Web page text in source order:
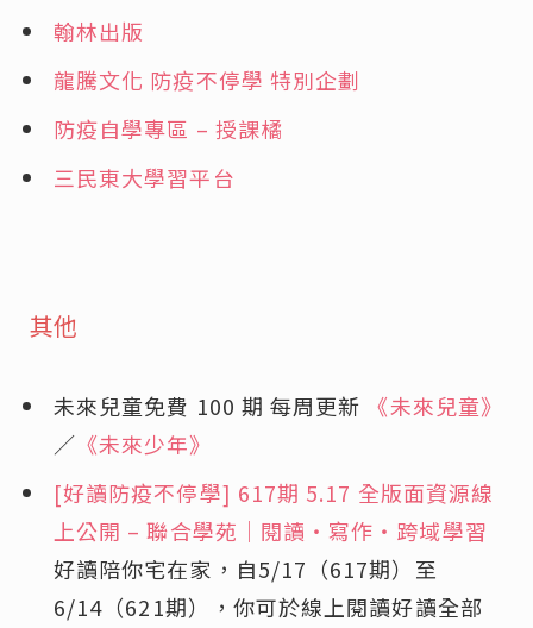
翰林出版
龍騰文化 防疫不停學 特別企劃
防疫自學專區 – 授課橘
三民東大學習平台
其他
未來兒童免費 100 期 每周更新 《未來兒童》
／ 《未來少年》
[好讀防疫不停學] 617期 5.17 全版面資源線
上公開 – 聯合學苑｜閱讀‧寫作‧跨域學習
好讀陪你宅在家，自5/17（617期）至
6/14（621期），你可於線上閱讀好讀全部